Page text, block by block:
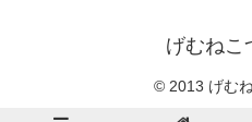
げむねこ
© 2013 げむ